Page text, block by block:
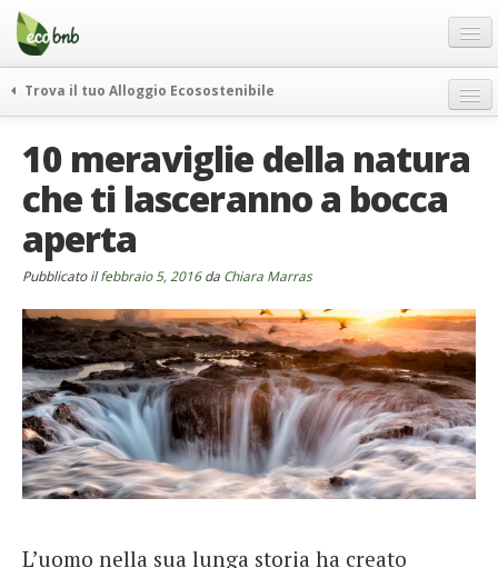
Menu
Salta
contenuto
Offerte Speciali
Regali
FAQ
Chi Siamo
Partner
Contatti
Italiano
German
English
Spanish
Trova il tuo Alloggio Ecosostenibile
itinerari
curiosità
vivere e viaggiare verde
news ed eventi
rassegna stampa
10 meraviglie della natura
che ti lasceranno a bocca
aperta
Pubblicato ilfebbraio 5, 2016da Chiara Marras
L’uomo nella sua lunga storia ha creato